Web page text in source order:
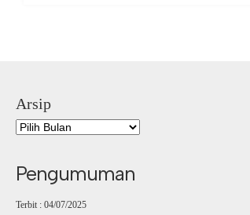
Arsip
Pengumuman
Terbit : 04/07/2025